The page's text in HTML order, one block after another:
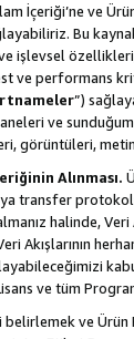
İçeriği’ne ve
Bu
işlevsel
ve performans
”)
ve
görüntüleri,
Alınması.
transfer protokolü
halinde,
Veri Akışlarının
ve tüm
belirlemek ve